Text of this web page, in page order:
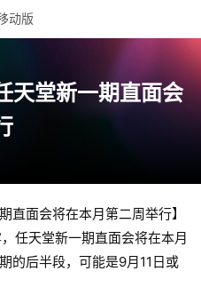
动版
天堂新一期直面会
直面会将在本月第二周举行】
任天堂新一期直面会将在本月
的后半段，可能是9月11日或